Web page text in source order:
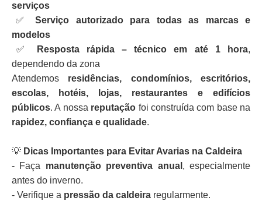
serviços
✅Serviço autorizado para todas as marcas e
modelos
✅
Resposta rápida – técnico em até 1 hora,
dependendo da zona
Atendemos residências, condomínios, escritórios,
escolas, hotéis, lojas, restaurantes e edifícios
públicos. A nossa reputação foi construída com base na
rapidez, confiança e qualidade.
💡 Dicas Importantes para Evitar Avarias na Caldeira
- Faça manutenção preventiva anual , especialmente
antes do inverno.
- Verifique a pressão da caldeira regularmente.